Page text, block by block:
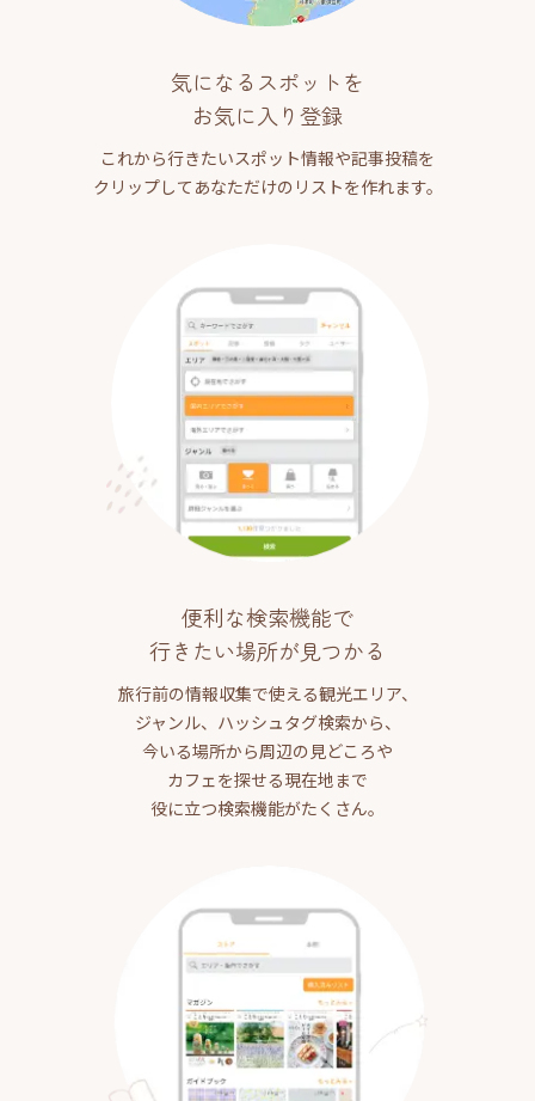
気になるスポットを
お気に入り登録
これから行きたいスポット情報や記事投稿を
クリップしてあなただけのリストを作れます。
便利な検索機能で
行きたい場所が見つかる
旅行前の情報収集で使える観光エリア、
ジャンル、ハッシュタグ検索から、
今いる場所から周辺の見どころや
カフェを探せる現在地まで
役に立つ検索機能がたくさん。